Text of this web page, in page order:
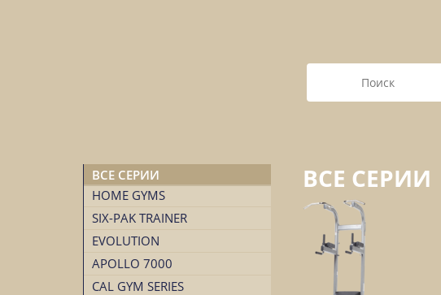
ВСЕ СЕРИИ
HOME GYMS
SIX-PAK TRAINER
EVOLUTION
APOLLO 7000
CAL GYM SERIES
ВСЕ СЕРИИ